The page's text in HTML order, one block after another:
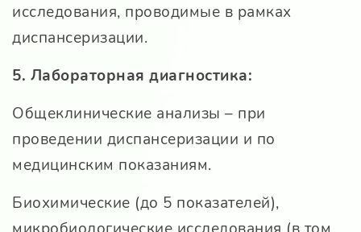
исследования, проводимые в рамках
диспансеризации.
5. Лабораторная диагностика:
Общеклинические анализы – при
проведении диспансеризации и по
медицинским показаниям.
Биохимические (до 5 показателей),